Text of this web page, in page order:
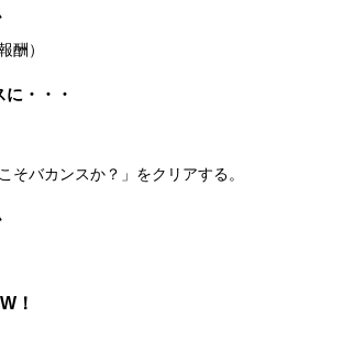
酬）
・・・
そバカンスか？」をクリアする。
！